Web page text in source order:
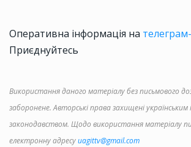
Оперативна інформація на
Приєднуйтесь
Використання даного матеріалу без письмового
заборонене. Авторські права захищені
законодавством. Щодо використання матеріалу
електронну адресуuagittv@gmail.com